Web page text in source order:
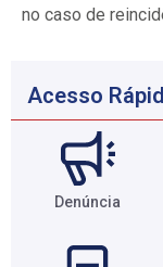
no caso de
Acesso
Denúncia